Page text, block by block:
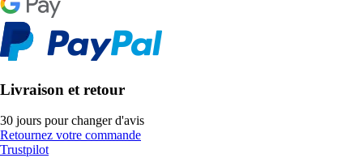
Livraison et retour
30 jours pour changer d'avis
Retournez votre commande
Trustpilot